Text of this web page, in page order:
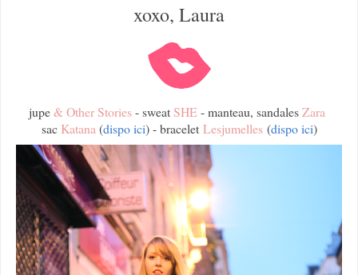
xoxo, Laura
jupe& Other Stories-sweat SHE-manteau, sandalesZara
sac Katana (dispo ici) - bracelet Lesjumelles(dispo ici)